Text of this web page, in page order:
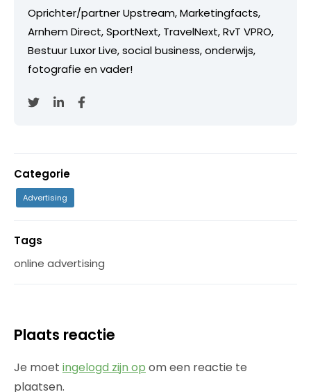
Oprichter/partner Upstream, Marketingfacts,
Arnhem Direct, SportNext, TravelNext, RvT VPRO,
Bestuur Luxor Live, social business, onderwijs,
fotografie en vader!
Categorie
Advertising
Tags
online advertising
Plaats reactie
Je moet ingelogd zijn op om een reactie te
plaatsen.